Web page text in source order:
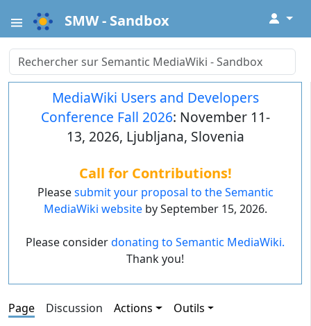
SMW - Sandbox ↓
MediaWiki Users and Developers
Conference Fall 2026: November 11-
13, 2026, Ljubljana, Slovenia
Call for Contributions!
Pleasesubmit your proposal to the Semantic
MediaWiki websiteby September 15, 2026.
Please considerdonating to Semantic MediaWiki.
Thank you!
Page Discussion Actions Outils